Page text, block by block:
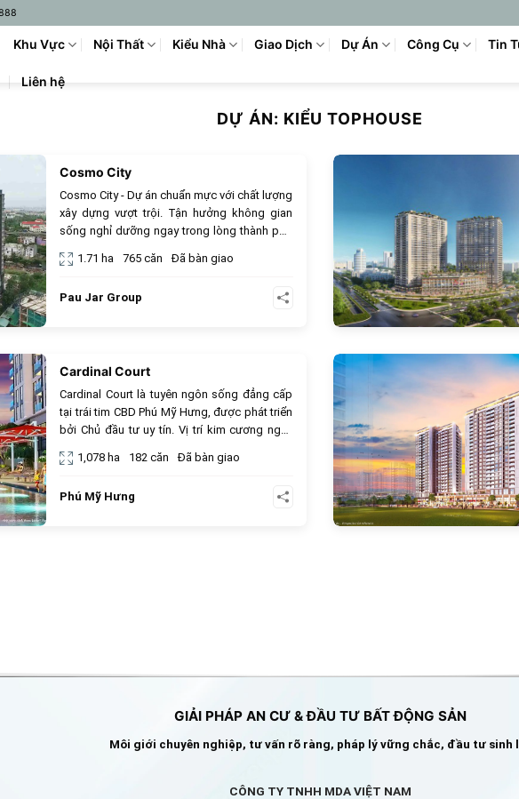
Khu Vực Nội Thất Kiểu Nhà Giao Dịch Dự Án Công Cụ Tin
Liên hệ
DỰ ÁN: KIỂU TOPHOUSE
Cosmo City
Cosmo City - Dự án chuẩn mực với chất lượng
xây dựng vượt trội. Tận hưởng không gian
sống nghỉ dưỡng ngay trong lòng thành phố
mát, và khu vui chơi trẻ em. Thiết kế căn hộ
Pháp lý minh bạch, sổ hồng sở hữu lâu dài.
1.71 ha 765 căn Đã bàn giao
Pau Jar Group
Cardinal Court
Cardinal Court là tuyên ngôn sống đẳng cấp
tại trái tim CBD Phú Mỹ Hưng, được phát triển
bởi Chủ đầu tư uy tín. Vị trí kim cương ngay
bảo kết nối hoàn hảo và giá trị đầu tư bền
1,078 ha 182 căn Đã bàn giao
Phú Mỹ Hưng
GIẢI PHÁP AN CƯ & ĐẦU TƯ BẤT ĐỘNG SẢN
Môi giới chuyên nghiệp, tư vấn rõ ràng, pháp lý vững chắc, đầu tư sinh
CÔNG TY TNHH MDA VIỆT NAM